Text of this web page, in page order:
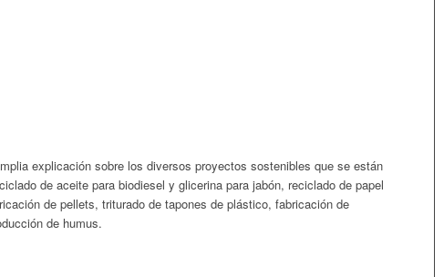
explicación sobre los diversos proyectos sostenibles que se están
de aceite para biodiesel y glicerina para jabón, reciclado de papel
de pellets, triturado de tapones de plástico, fabricación de
de humus.